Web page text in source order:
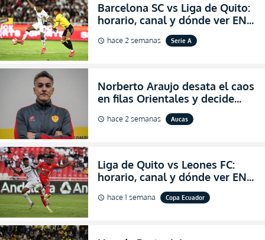
Barcelona SC vs Liga de Quito:
horario, canal y dónde ver EN
VIVO la Fecha 22 de la LigaPro
2026
schedule hace 2 semanas Serie A
Norberto Araujo desata el caos
en filas Orientales y decide
abandonar la dirección técnica
de Aucas
schedule hace 2 semanas Aucas
Liga de Quito vs Leones FC:
horario, canal y dónde ver EN
VIVO los octavos de final de la
Copa Ecuador 2026
schedule hace 1 semana Copa Ecuador